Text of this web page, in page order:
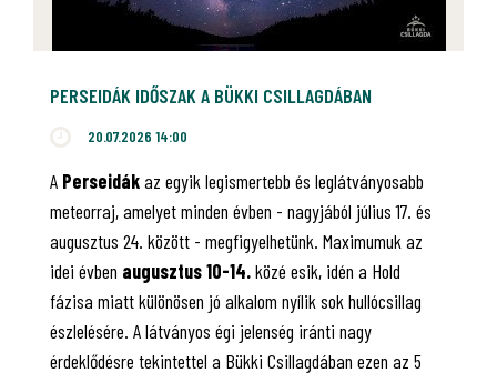
PERSEIDÁK IDŐSZAK A BÜKKI CSILLAGDÁBAN
20.07.2026 14:00
A Perseidákaz egyik legismertebb és leglátványosabb
meteorraj, amelyet minden évben - nagyjából július 17. és
augusztus 24. között - megfigyelhetünk. Maximumuk az
idei évben augusztus 10-14.közé esik, idén a Hold
fázisa miatt különösen jó alkalom nyílik sok hullócsillag
észlelésére. A látványos égi jelenség iránti nagy
érdeklődésre tekintettel a Bükki Csillagdában ezen az 5